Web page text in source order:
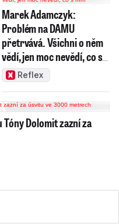
Marek Adamczyk:
Problém na DAMU
přetrvává. Všichni o něm
vědí, jen moc nevědí, co s
nímReflex
Dolomit zazní za